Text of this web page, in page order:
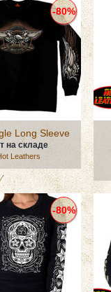
Long Sleeve
на складе
Leathers
-80%
-80%